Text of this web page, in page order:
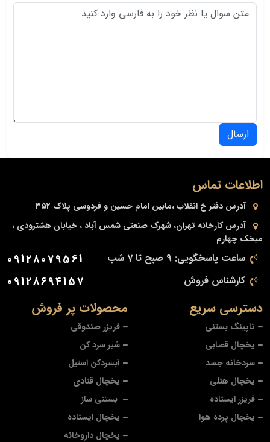
ارسال
محصولات پر فروش
فریزر صندوقی
شیر سرد کن
آبسردکن استیل
یخچال قنادی
بستنی ساز
یخچال ایستاده
یخچال داروخانه
دسترسی سریع
تاپینگ بستنی
یخچال قصابی
سردخانه جسد
یخچال هتلی
فریزر ایستاده
یخچال پرده هوا
اطلاعات تماس
آدرس دفتر خ انقلاب ،مابین امام حسین و فردوسی پلاک ۳۵۲
آدرس کارخانه تهران، شهرک صنعتی شمس آباد ، خیابان هشترودی ،
میخک چهارم
ساعت پاسخگویی: 9 صبح تا 7 شب 09128079561
کارشناس فروش 09128694157